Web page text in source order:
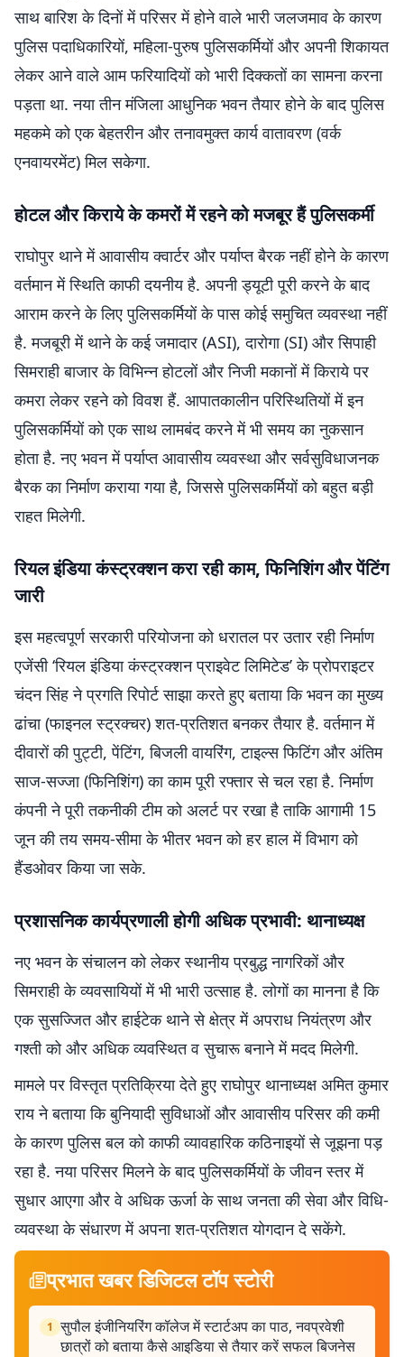
साथ बारिश के दिनों में परिसर में होने वाले भारी जलजमाव के कारण
पुलिस पदाधिकारियों, महिला-पुरुष पुलिसकर्मियों और अपनी शिकायत
लेकर आने वाले आम फरियादियों को भारी दिक्कतों का सामना करना
पड़ता था. नया तीन मंजिला आधुनिक भवन तैयार होने के बाद पुलिस
महकमे को एक बेहतरीन और तनावमुक्त कार्य वातावरण (वर्क
एनवायरमेंट) मिल सकेगा.
होटल और किराये के कमरों में रहने को मजबूर हैं पुलिसकर्मी
राघोपुर थाने में आवासीय क्वार्टर और पर्याप्त बैरक नहीं होने के कारण
वर्तमान में स्थिति काफी दयनीय है. अपनी ड्यूटी पूरी करने के बाद
आराम करने के लिए पुलिसकर्मियों के पास कोई समुचित व्यवस्था नहीं
है. मजबूरी में थाने के कई जमादार (ASI), दारोगा (SI) और सिपाही
सिमराही बाजार के विभिन्न होटलों और निजी मकानों में किराये पर
कमरा लेकर रहने को विवश हैं. आपातकालीन परिस्थितियों में इन
पुलिसकर्मियों को एक साथ लामबंद करने में भी समय का नुकसान
होता है. नए भवन में पर्याप्त आवासीय व्यवस्था और सर्वसुविधाजनक
बैरक का निर्माण कराया गया है, जिससे पुलिसकर्मियों को बहुत बड़ी
राहत मिलेगी.
रियल इंडिया कंस्ट्रक्शन करा रही काम, फिनिशिंग और पेंटिंग
जारी
इस महत्वपूर्ण सरकारी परियोजना को धरातल पर उतार रही निर्माण
एजेंसी ‘रियल इंडिया कंस्ट्रक्शन प्राइवेट लिमिटेड’ के प्रोपराइटर
चंदन सिंह ने प्रगति रिपोर्ट साझा करते हुए बताया कि भवन का मुख्य
ढांचा (फाइनल स्ट्रक्चर) शत-प्रतिशत बनकर तैयार है. वर्तमान में
दीवारों की पुट्टी, पेंटिंग, बिजली वायरिंग, टाइल्स फिटिंग और अंतिम
साज-सज्जा (फिनिशिंग) का काम पूरी रफ्तार से चल रहा है. निर्माण
कंपनी ने पूरी तकनीकी टीम को अलर्ट पर रखा है ताकि आगामी 15
जून की तय समय-सीमा के भीतर भवन को हर हाल में विभाग को
हैंडओवर किया जा सके.
प्रशासनिक कार्यप्रणाली होगी अधिक प्रभावी: थानाध्यक्ष
नए भवन के संचालन को लेकर स्थानीय प्रबुद्ध नागरिकों और
सिमराही के व्यवसायियों में भी भारी उत्साह है. लोगों का मानना है कि
एक सुसज्जित और हाईटेक थाने से क्षेत्र में अपराध नियंत्रण और
गश्ती को और अधिक व्यवस्थित व सुचारू बनाने में मदद मिलेगी.
मामले पर विस्तृत प्रतिक्रिया देते हुए राघोपुर थानाध्यक्ष अमित कुमार
राय ने बताया कि बुनियादी सुविधाओं और आवासीय परिसर की कमी
के कारण पुलिस बल को काफी व्यावहारिक कठिनाइयों से जूझना पड़
रहा है. नया परिसर मिलने के बाद पुलिसकर्मियों के जीवन स्तर में
सुधार आएगा और वे अधिक ऊर्जा के साथ जनता की सेवा और विधि-
व्यवस्था के संधारण में अपना शत-प्रतिशत योगदान दे सकेंगे.
प्रभात खबर डिजिटल टॉप स्टोरी
1 सुपौल इंजीनियरिंग कॉलेज में स्टार्टअप का पाठ, नवप्रवेशी
छात्रों को बताया कैसे आइडिया से तैयार करें सफल बिजनेस